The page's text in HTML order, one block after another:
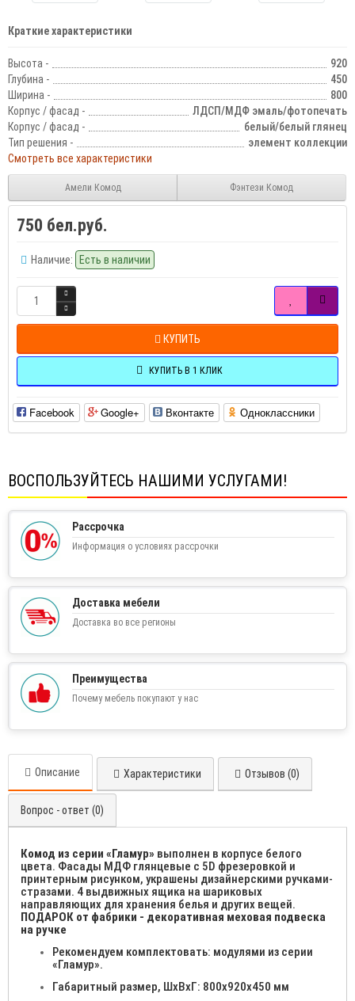
Краткие характеристики
Высота -
920
Глубина -
450
Ширина -
800
Корпус / фасад -
ЛДСП/МДФ эмаль/фотопечать
Корпус / фасад -
белый/белый глянец
Тип решения -
элемент коллекции
Смотреть все характеристики
Амели Комод Фэнтези Комод
750 бел.руб.
Наличие: Есть в наличии
КУПИТЬ
КУПИТЬ В 1 КЛИК
Facebook Google+ Вконтакте Одноклассники
ВОСПОЛЬЗУЙТЕСЬ НАШИМИ УСЛУГАМИ!
Рассрочка
Информация о условиях рассрочки
Доставка мебели
Доставка во все регионы
Преимущества
Почему мебель покупают у нас
Описание Характеристики Отзывов (0)
Вопрос - ответ (0)
Комод из серии «Гламур» выполнен в корпусе белого
цвета. Фасады МДФ глянцевые с 5D фрезеровкой и
принтерным рисунком, украшены дизайнерскими ручками-
стразами. 4 выдвижных ящика на шариковых
направляющих для хранения белья и других вещей.
ПОДАРОК от фабрики - декоративная меховая подвеска
на ручке
Рекомендуем комплектовать: модулями из серии
«Гламур».
Габаритный размер, ШхВхГ: 800х920х450 мм